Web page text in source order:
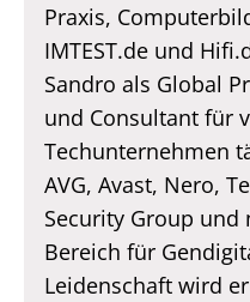
Praxis,
IMTEST.de und
Sandro als Global
und Consultant für
Techunternehmen
AVG, Avast, Nero,
Security Group
Bereich für
Leidenschaft wird